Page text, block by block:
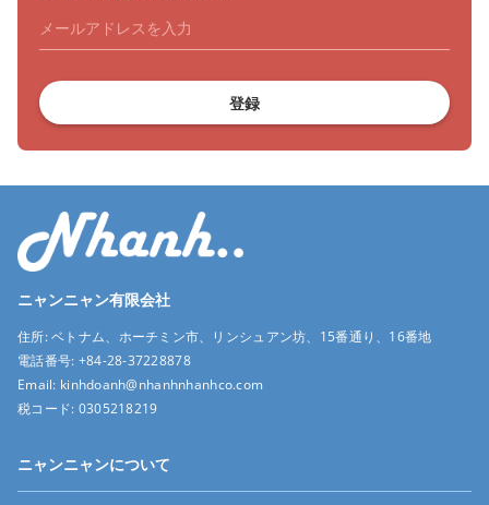
登録
ニャンニャン有限会社
住所:ベトナム、ホーチミン市、リンシュアン坊、15番通り、16番地
電話番号: +84-28-37228878
Email: kinhdoanh@nhanhnhanhco.com
税コード: 0305218219
ニャンニャンについて